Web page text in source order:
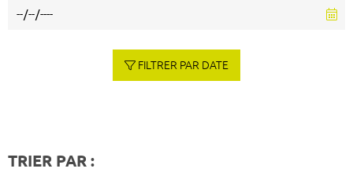
FILTRER PAR DATE
TRIER PAR :